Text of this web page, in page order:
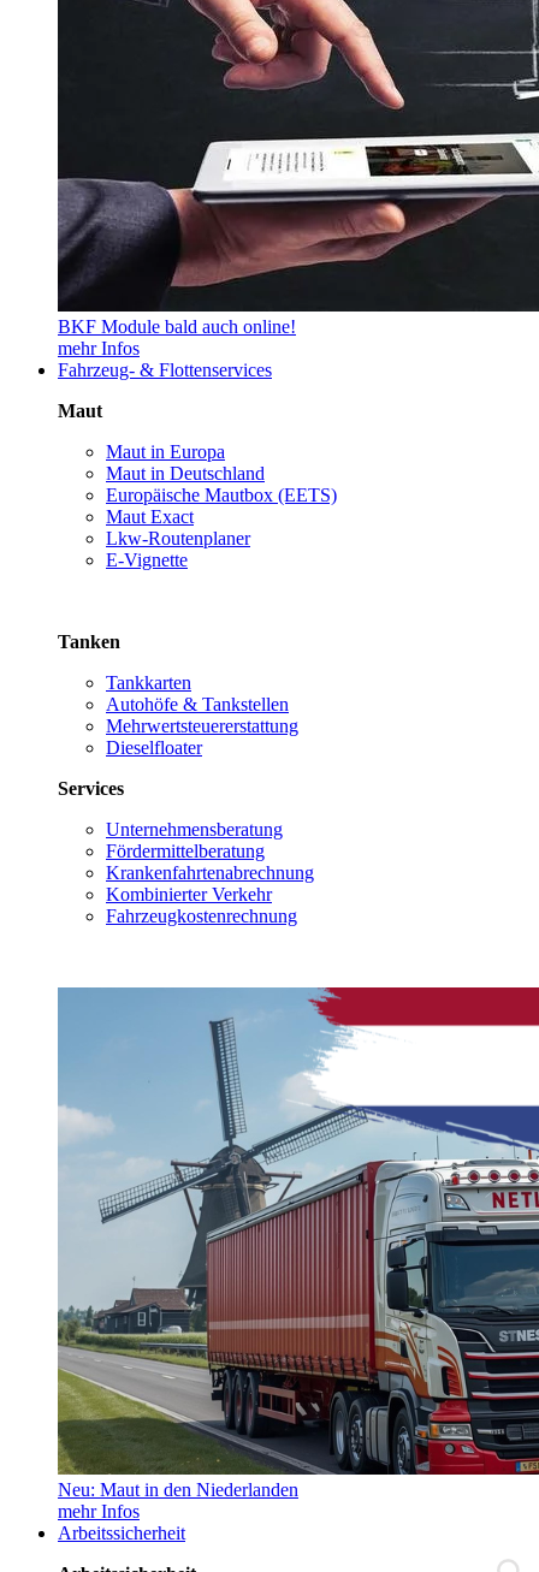
BKF Module bald auch online!
mehr Infos
Fahrzeug- & Flottenservices
Maut
Maut in Europa
Maut in Deutschland
Europäische Mautbox (EETS)
Maut Exact
Lkw-Routenplaner
E-Vignette
Tanken
Tankkarten
Autohöfe & Tankstellen
Mehrwertsteuererstattung
Dieselfloater
Services
Unternehmensberatung
Fördermittelberatung
Krankenfahrtenabrechnung
Kombinierter Verkehr
Fahrzeugkostenrechnung
Neu: Maut in den Niederlanden
mehr Infos
Arbeitssicherheit